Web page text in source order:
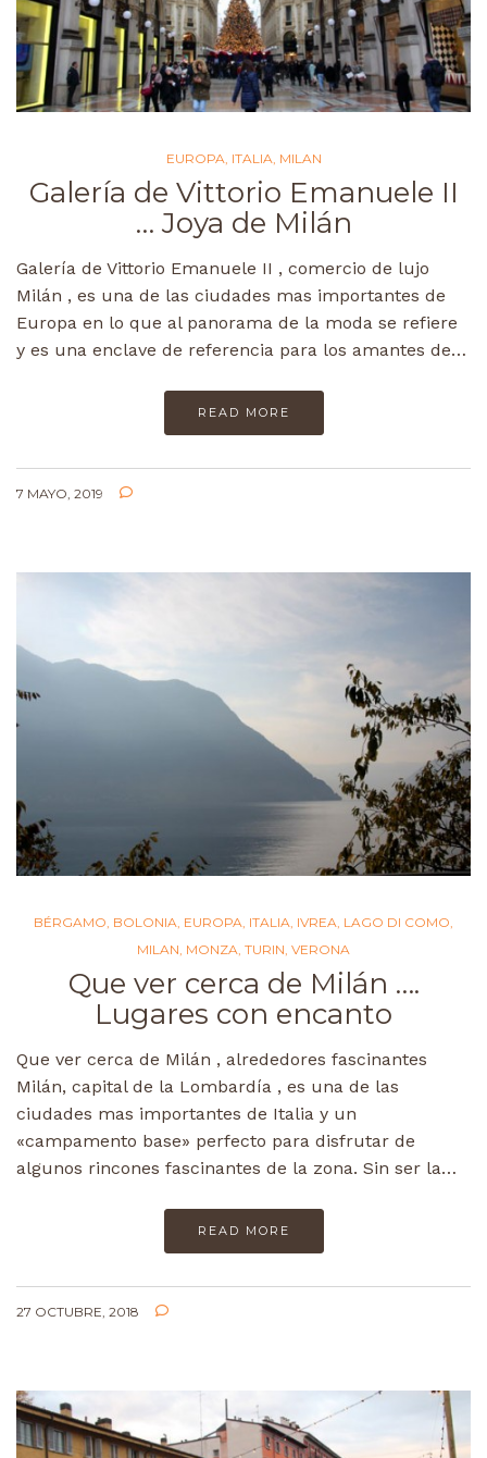
EUROPA, ITALIA, MILAN
Galería de Vittorio Emanuele II
… Joya de Milán
Galería de Vittorio Emanuele II , comercio de lujo
Milán , es una de las ciudades mas importantes de
Europa en lo que al panorama de la moda se refiere
y es una enclave de referencia para los amantes de…
READ MORE
7 MAYO, 2019
BÉRGAMO BOLONIA EUROPA ITALIA IVREA LAGO DI COMO
MILAN MONZA TURIN VERONA
Que ver cerca de Milán ….
Lugares con encanto
Que ver cerca de Milán , alrededores fascinantes
Milán, capital de la Lombardía , es una de las
ciudades mas importantes de Italia y un
«campamento base» perfecto para disfrutar de
algunos rincones fascinantes de la zona. Sin ser la…
READ MORE
27 OCTUBRE, 2018